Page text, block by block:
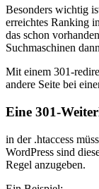
Besonders wichtig
erreichtes Ranking
das schon
Suchmaschinen
Mit einem 301-
andere Seite bei
Eine 301-
in der .htaccess
WordPress sind
Regel anzugeben.